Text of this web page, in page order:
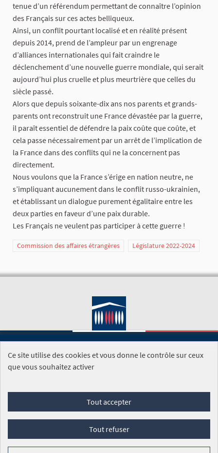
tenue d’un référendum permettant de connaître l’opinion
des Français sur ces actes belliqueux.
Ainsi, un conflit pourtant localisé et en réalité présent
depuis 2014, prend de l’ampleur par un engrenage
d’alliances internationales qui fait craindre le
déclenchement d’une nouvelle guerre mondiale, qui serait
aujourd’hui plus cruelle et plus meurtrière que celles du
siècle passé.
Alors que depuis soixante-dix ans nos parents et grands-
parents ont reconstruit une France dévastée par la guerre,
il paraît essentiel de défendre la paix coûte que coûte, et
cela passe nécessairement par un arrêt de l’implication de
la France dans des conflits qui ne la concernent pas
directement.
Nous voulons que la France s’érige en nation neutre, ne
s’impliquant aucunement dans le conflit russo-ukrainien,
et établissant un dialogue purement égalitaire entre les
deux parties en faveur d’une paix durable.
Les Français ne veulent pas participer à cette guerre !
Commission des affaires étrangères Législature 2022-2024
SITE DE L'ASSEMBLÉE NATIONALE
Foire aux questions
Conditions générales d'utilisation (CGU)
Mentions légales
Cookies
Ce site utilise des cookies et vous donne le contrôle sur ceux
que vous souhaitez activer
Tout accepter
Tout refuser